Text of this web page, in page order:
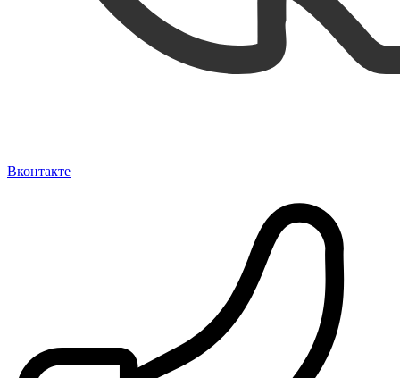
Вконтакте